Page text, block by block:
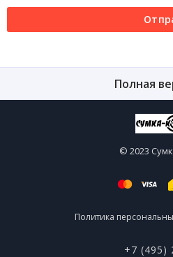
Полная
© 2023
Политика
+7 (495)